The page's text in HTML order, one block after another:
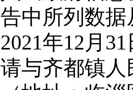
告中所列数据
2021年12月
请与齐都镇人